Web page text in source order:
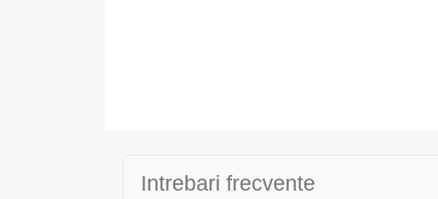
Intrebari frecvente